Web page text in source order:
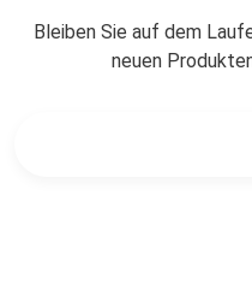
Bleiben Sie auf dem
neuen